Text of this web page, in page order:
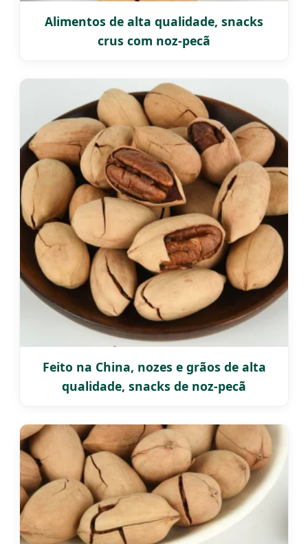
Alimentos de alta qualidade, snacks
crus com noz-pecã
Feito na China, nozes e grãos de alta
qualidade, snacks de noz-pecã